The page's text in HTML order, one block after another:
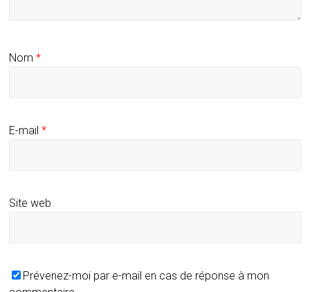
Nom*
E-mail*
Site web
Prévenez-moi par e-mail en cas de réponse à mon